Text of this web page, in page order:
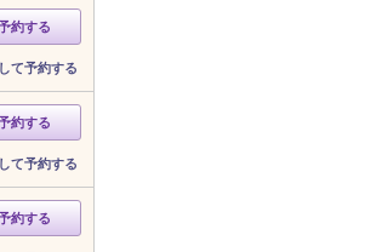
約する
て予約する
約する
て予約する
約する